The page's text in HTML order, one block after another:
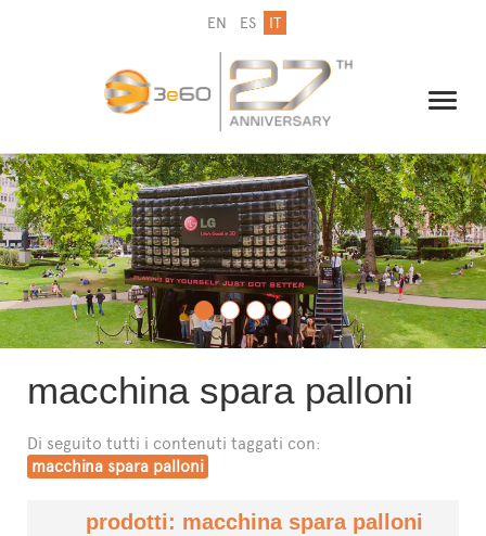
EN ES IT
IL GRUPPO
NEWSLETTER
CONTATTI
macchina spara palloni
Di seguito tutti i contenuti taggati con:
macchina spara palloni
prodotti: macchina spara palloni